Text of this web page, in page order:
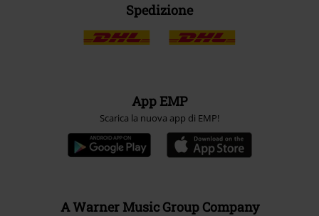
Spedizione
App EMP
Scarica la nuova app di EMP!
A Warner Music Group Company